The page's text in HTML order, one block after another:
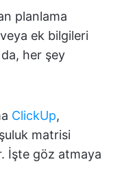
planlama
ek bilgileri
her şey
ClickUp,
matrisi
İşte göz atmaya